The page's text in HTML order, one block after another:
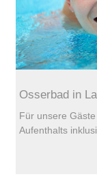
Osserbad in
Für unsere
Aufenthalts